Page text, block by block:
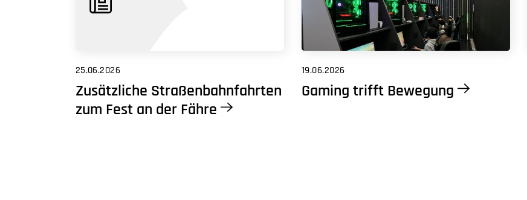
25.06.2026
Zusätzliche Straßenbahnfahrten
zum Fest an der Fähre
19.06.2026
Gaming trifft Bewegung